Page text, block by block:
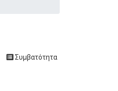
Συμβατότητα